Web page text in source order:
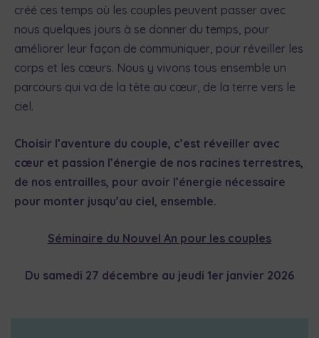
créé ces temps où les couples peuvent passer avec
nous quelques jours à se donner du temps, pour
améliorer leur façon de communiquer, pour réveiller les
corps et les cœurs. Nous y vivons tous ensemble un
parcours qui va de la tête au cœur, de la terre vers le
ciel.
Choisir l’aventure du couple, c’est réveiller avec
cœur et passion l’énergie de nos racines terrestres,
de nos entrailles, pour avoir l’énergie nécessaire
pour monter jusqu’au ciel, ensemble.
Séminaire du Nouvel An pour les couples
Du samedi 27 décembre au jeudi 1er janvier 2026